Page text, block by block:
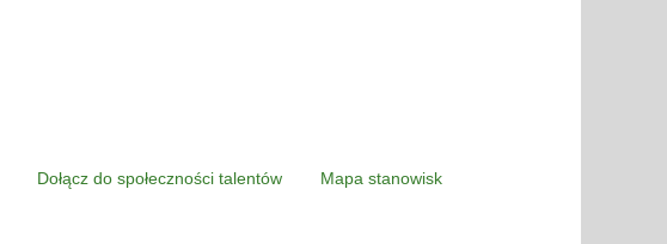
Dołącz do społeczności talentów Mapa stanowisk